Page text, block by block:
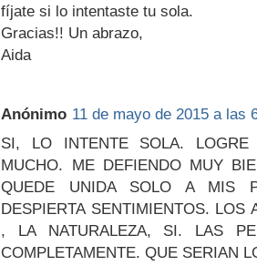
fíjate si lo intentaste tu sola.
Gracias!! Un abrazo,
Aida
Anónimo 11 de mayo de 2015 a las
SI, LO INTENTE SOLA. LOGRE
MUCHO. ME DEFIENDO MUY
QUEDE UNIDA SOLO A MIS
DESPIERTA SENTIMIENTOS. LOS
, LA NATURALEZA, SI. LAS
COMPLETAMENTE. QUE SERIAN